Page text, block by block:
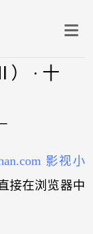
） · 十
影视小
接在浏览器中